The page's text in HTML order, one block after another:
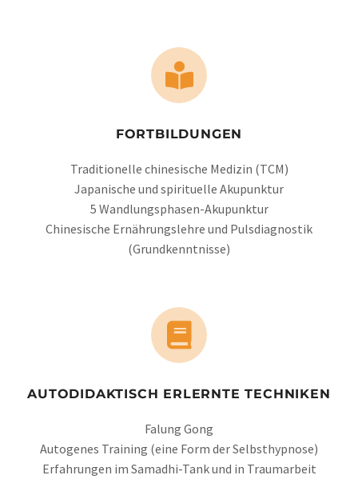
FORTBILDUNGEN
Traditionelle chinesische Medizin (TCM)
Japanische und spirituelle Akupunktur
5 Wandlungsphasen-Akupunktur
Chinesische Ernährungslehre und Pulsdiagnostik
(Grundkenntnisse)
AUTODIDAKTISCH ERLERNTE TECHNIKEN
Falung Gong
Autogenes Training (eine Form der Selbsthypnose)
Erfahrungen im Samadhi-Tank und in Traumarbeit